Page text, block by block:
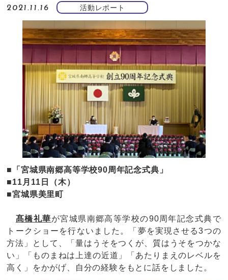
2021.11.16 活動レポート
■「宮城県南郷高等学校90周年記念式典」
■11月11日（木）
■宮城県美里町
髙橋礼華が宮城県南郷高等学校の90周年記念式典で
トークショーを行ないました。「夢を実現させる3つの
方法」として、「量はうそをつくが、質はうそをつかな
い」「ものまねは上達の近道」「あたりまえのレベルを
高く」をかがげ、自分の経験をもとに話をしました。